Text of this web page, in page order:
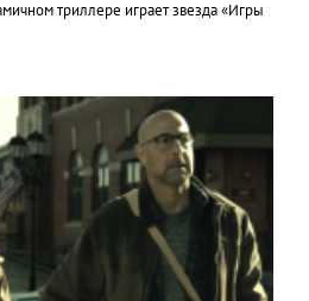
триллере играет звезда «Игры